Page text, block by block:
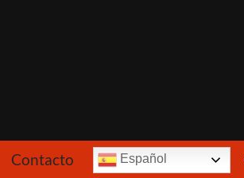
Contacto Español